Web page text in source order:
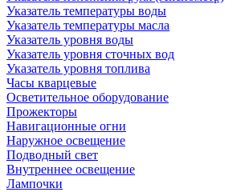
Указатель температуры воды
Указатель температуры масла
Указатель уровня воды
Указатель уровня сточных вод
Указатель уровня топлива
Часы кварцевые
Осветительное оборудование
Прожекторы
Навигационные огни
Наружное освещение
Подводный свет
Внутреннее освещение
Лампочки